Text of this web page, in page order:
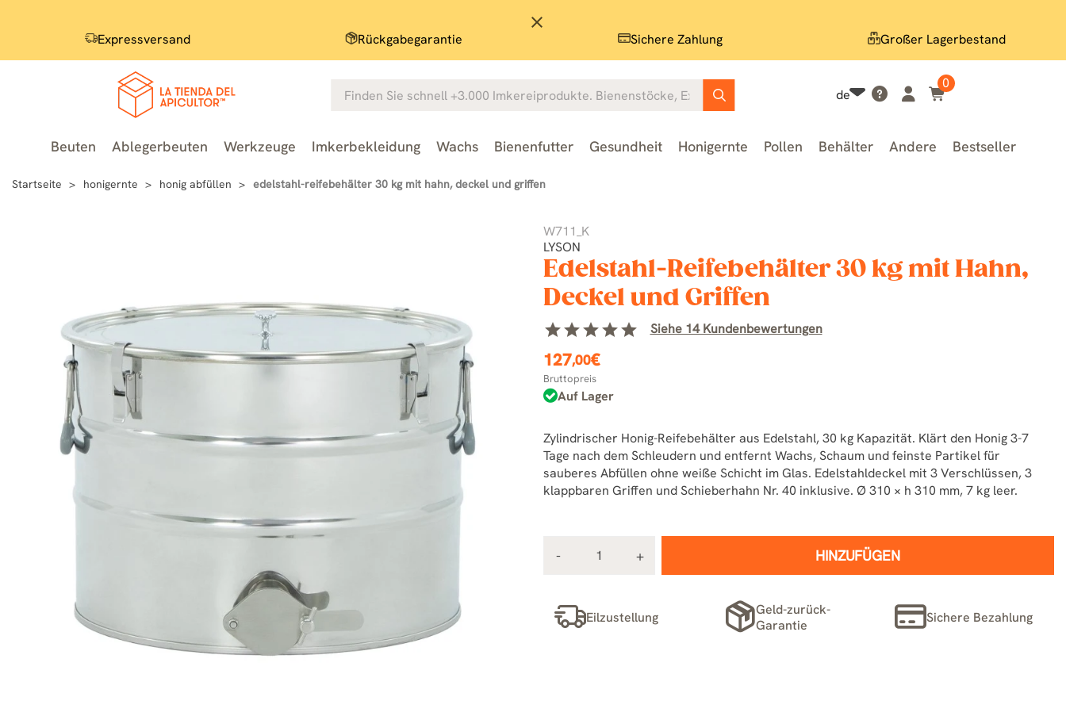
close
Expressversand Rückgabegarantie Sichere Zahlung Großer Lagerbestand
de
0
Beuten Ablegerbeuten Werkzeuge Imkerbekleidung Wachs Bienenfutter Gesundheit Honigernte Pollen Behälter Andere Bestseller
Startseite honigernte honig abfüllen edelstahl-reifebehälter 30 kg mit hahn, deckel und griffen
W711_K
LYSON
Edelstahl-Reifebehälter 30 kg mit Hahn,
Deckel und Griffen
starstarstarstarstar Siehe 14 Kundenbewertungen
127,00€
Bruttopreis
Auf Lager
Zylindrischer Honig-Reifebehälter aus Edelstahl, 30 kg Kapazität. Klärt den Honig 3-7
Tage nach dem Schleudern und entfernt Wachs, Schaum und feinste Partikel für
sauberes Abfüllen ohne weiße Schicht im Glas. Edelstahldeckel mit 3 Verschlüssen, 3
klappbaren Griffen und Schieberhahn Nr. 40 inklusive. Ø 310 × h 310 mm, 7 kg leer.
HINZUFÜGEN
Eilzustellung
Geld-zurück-
Garantie
Sichere Bezahlung